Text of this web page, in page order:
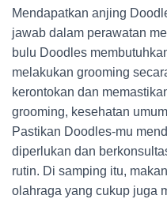
Mendapatkan anjing
jawab dalam perawatan
bulu Doodles
melakukan grooming
kerontokan dan
grooming, kesehatan
Pastikan Doodles-mu
diperlukan dan
rutin. Di samping itu,
olahraga yang cukup juga